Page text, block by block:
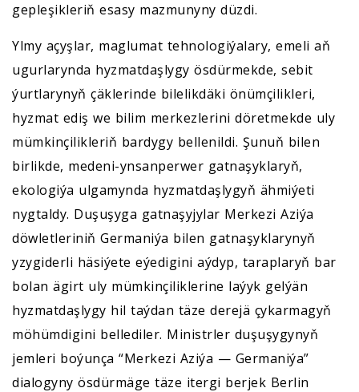
gepleşikleriň esasy mazmunyny düzdi.
Ylmy açyşlar, maglumat tehnologiýalary, emeli aň
ugurlarynda hyzmatdaşlygy ösdürmekde, sebit
ýurtlarynyň çäklerinde bilelikdäki önümçilikleri,
hyzmat ediş we bilim merkezlerini döretmekde uly
mümkinçilikleriň bardygy bellenildi. Şunuň bilen
birlikde, medeni-ynsanperwer gatnaşyklaryň,
ekologiýa ulgamynda hyzmatdaşlygyň ähmiýeti
nygtaldy. Duşuşyga gatnaşyjylar Merkezi Aziýa
döwletleriniň Germaniýa bilen gatnaşyklarynyň
yzygiderli häsiýete eýedigini aýdyp, taraplaryň bar
bolan ägirt uly mümkinçiliklerine laýyk gelýän
hyzmatdaşlygy hil taýdan täze derejä çykarmagyň
möhümdigini bellediler. Ministrler duşuşygynyň
jemleri boýunça “Merkezi Aziýa — Germaniýa”
dialogyny ösdürmäge täze itergi berjek Berlin